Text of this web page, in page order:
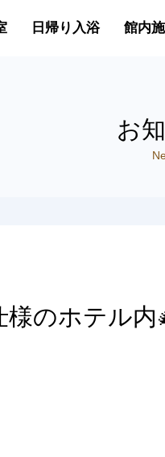
日帰り入浴 館内
お
様のホテル